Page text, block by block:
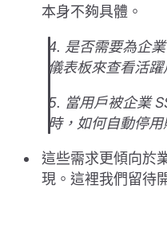
本身不夠具體。
4. 是否需要為企
儀表板來查看活
5. 當用戶被企業
時，如何自動停用
這些需求更傾向於
現。這裡我們留待